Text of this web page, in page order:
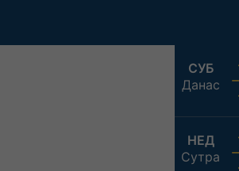
СУБ
Данас
НЕД
Сутра